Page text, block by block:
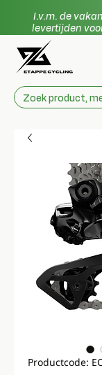
I.v.m. de
levertijden
Productcode: